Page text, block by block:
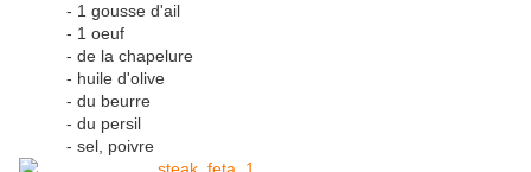
- 1 gousse d'ail
- 1 oeuf
- de la chapelure
- huile d'olive
- du beurre
- du persil
- sel, poivre